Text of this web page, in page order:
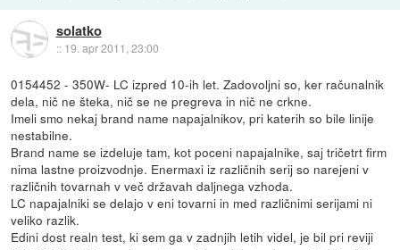
solatko
:: 19. apr 2011, 23:00
0154452 - 350W- LC izpred 10-ih let. Zadovoljni so, ker računalnik
dela, nič ne šteka, nič se ne pregreva in nič ne crkne.
Imeli smo nekaj brand name napajalnikov, pri katerih so bile linije
nestabilne.
Brand name se izdeluje tam, kot poceni napajalnike, saj tričetrt firm
nima lastne proizvodnje. Enermaxi iz različnih serij so narejeni v
različnih tovarnah v več državah daljnega vzhoda.
LC napajalniki se delajo v eni tovarni in med različnimi serijami ni
veliko razlik.
Edini dost realn test, ki sem ga v zadnjih letih videl, je bil pri reviji